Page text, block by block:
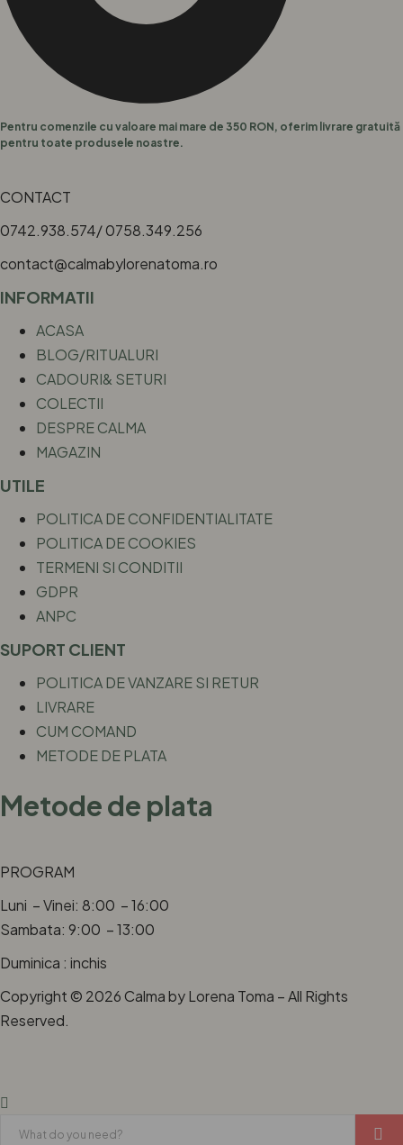
Pentru comenzile cu valoare mai mare de 350 RON, oferim livrare gratuită
pentru toate produsele noastre.
CONTACT
0742.938.574/ 0758.349.256
contact@calmabylorenatoma.ro
INFORMATII
ACASA
BLOG/RITUALURI
CADOURI& SETURI
COLECTII
DESPRE CALMA
MAGAZIN
UTILE
POLITICA DE CONFIDENTIALITATE
POLITICA DE COOKIES
TERMENI SI CONDITII
GDPR
ANPC
SUPORT CLIENT
POLITICA DE VANZARE SI RETUR
LIVRARE
CUM COMAND
METODE DE PLATA
Metode de plata
PROGRAM
Luni – Vinei: 8:00 – 16:00
Sambata: 9:00 – 13:00
Duminica : inchis
Copyright © 2026 Calma by Lorena Toma – All Rights
Reserved.